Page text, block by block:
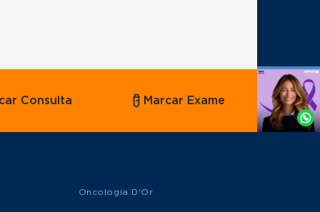
Agende
Whatsapp
Consulta Marcar Exame
Oncologia D'Or